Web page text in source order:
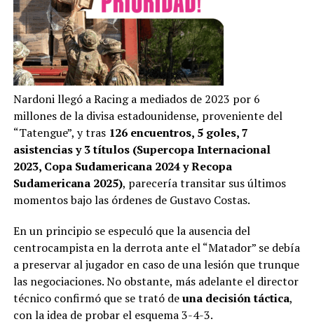
Nardoni llegó a Racing a mediados de 2023 por 6
millones de la divisa estadounidense, proveniente del
“Tatengue”, y tras 126 encuentros, 5 goles, 7
asistencias y 3 títulos (Supercopa Internacional
2023, Copa Sudamericana 2024 y Recopa
Sudamericana 2025), parecería transitar sus últimos
momentos bajo las órdenes de Gustavo Costas.
En un principio se especuló que la ausencia del
centrocampista en la derrota ante el “Matador” se debía
a preservar al jugador en caso de una lesión que trunque
las negociaciones. No obstante, más adelante el director
técnico confirmó que se trató deuna decisión táctica,
con la idea de probar el esquema 3-4-3.